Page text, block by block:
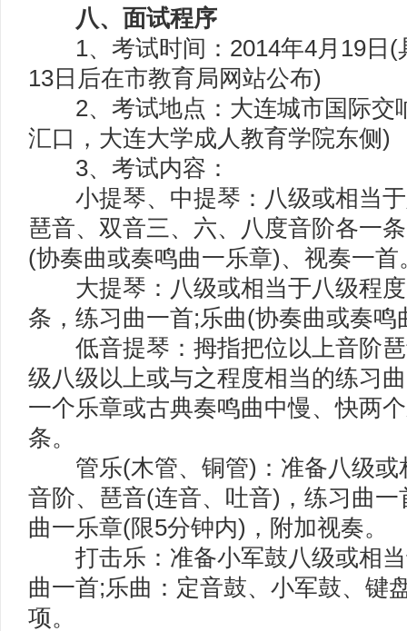
八、面试程序
1、考试时间：2014年4月19日(
13日后在市教育局网站公布)
2、考试地点：大连城市国际交
汇口，大连大学成人教育学院东侧)
3、考试内容：
小提琴、中提琴：八级或相当于
琶音、双音三、六、八度音阶各一
(协奏曲或奏鸣曲一乐章)、视奏一首
大提琴：八级或相当于八级程度
条，练习曲一首;乐曲(协奏曲或奏
低音提琴：拇指把位以上音阶琶
级八级以上或与之程度相当的练习
一个乐章或古典奏鸣曲中慢、快两
条。
管乐(木管、铜管)：准备八级或
音阶、琶音(连音、吐音)，练习曲
曲一乐章(限5分钟内)，附加视奏。
打击乐：准备小军鼓八级或相当
曲一首;乐曲：定音鼓、小军鼓、键
项。